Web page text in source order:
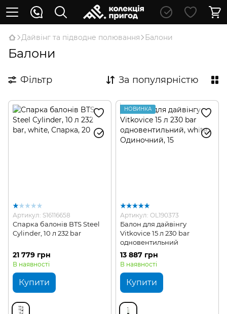
Дайвінг та підводне полювання Балони
Балони
Фільтр За популярністю
Артикул: S16116658
Спарка балонів BTS Steel
Cylinder, 10 л 232 bar
21 779 грн
В наявності
Купити
НОВИНКА
Артикул: OL190373
Балон для дайвінгу
Vitkovice 15 л 230 bar
одновентильний
13 887 грн
В наявності
Купити